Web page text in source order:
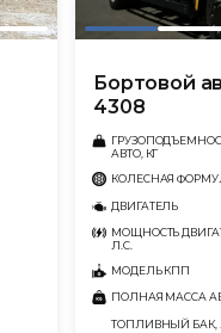
Бортовой
4308
АВТО, КГ
КОЛЕСНАЯ
ДВИГАТЕЛЬ
МОЩНОСТЬ
Л.С.
МОДЕЛЬ КПП
ПОЛНАЯ МАССА
ТОПЛИВНЫЙ БАК,